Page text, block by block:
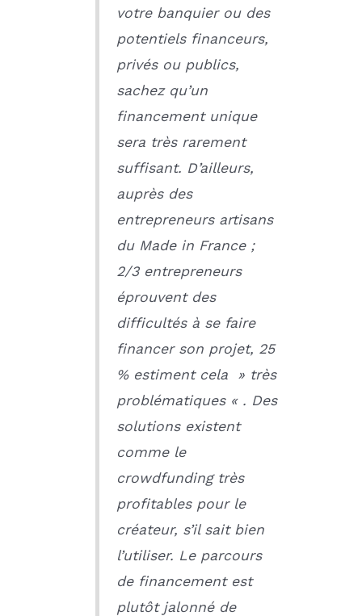
votre banquier ou des
potentiels financeurs,
privés ou publics,
sachez qu’un
financement unique
sera très rarement
suffisant. D’ailleurs,
auprès des
entrepreneurs artisans
du Made in France ;
2/3 entrepreneurs
éprouvent des
difficultés à se faire
financer son projet, 25
% estiment cela » très
problématiques « . Des
solutions existent
comme le
crowdfunding très
profitables pour le
créateur, s’il sait bien
l’utiliser. Le parcours
de financement est
plutôt jalonné de